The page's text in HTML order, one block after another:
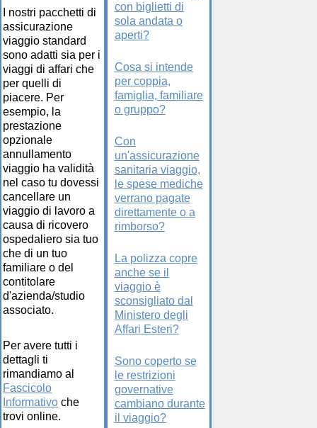
I nostri pacchetti di
assicurazione
viaggio standard
sono adatti sia per i
viaggi di affari che
per quelli di
piacere. Per
esempio, la
prestazione
opzionale
annullamento
viaggio ha validità
nel caso tu dovessi
cancellare un
viaggio di lavoro a
causa di ricovero
ospedaliero sia tuo
che di un tuo
familiare o del
contitolare
d'azienda/studio
associato.
Per avere tutti i
dettagli ti
rimandiamo al
Fascicolo
Informativo che
trovi online.
con biglietti di
sola andata o
aperti?
Cosa si intende
per coppia,
famiglia, familiare
o gruppo?
Con
un'assicurazione
sanitaria viaggio,
le spese mediche
verrano pagate
direttamente o a
rimborso?
La polizza copre
anche se il
viaggio è
sconsigliato dal
Ministero degli
Affari Esteri?
Sono coperto se
le restrizioni
governative
cambiano durante
il viaggio?